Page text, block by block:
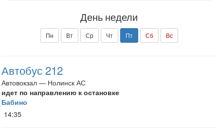
День недели
Пн Вт Ср Чт Пт Сб Вс
Автобус 212
Автовокзал — Нолинск АС
идет по направлению к остановке
Бабино
14:35